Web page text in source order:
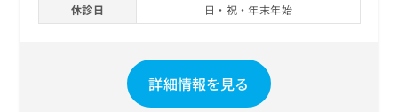
休診日 日・祝・年末年始
詳細情報を見る